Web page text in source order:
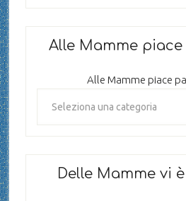
Alle Mamme
Alle Mamme piace
Delle Mamme vi